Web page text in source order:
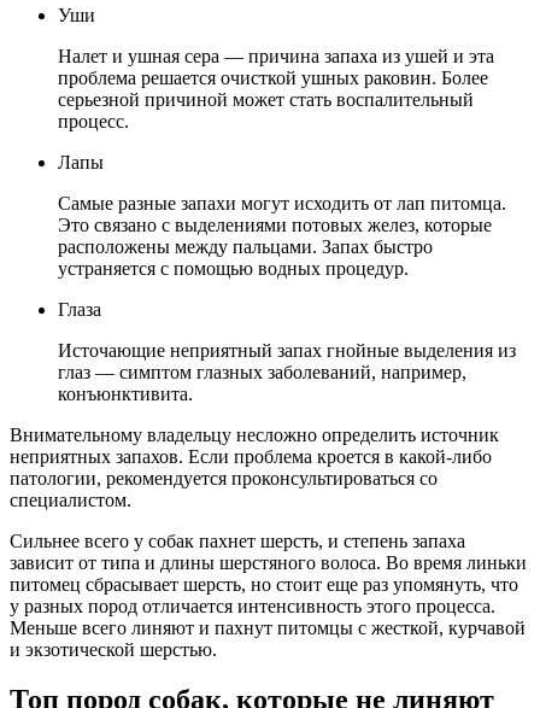
Уши
Налет и ушная сера — причина запаха из ушей и эта
проблема решается очисткой ушных раковин. Более
серьезной причиной может стать воспалительный
процесс.
Лапы
Самые разные запахи могут исходить от лап питомца.
Это связано с выделениями потовых желез, которые
расположены между пальцами. Запах быстро
устраняется с помощью водных процедур.
Глаза
Источающие неприятный запах гнойные выделения из
глаз — симптом глазных заболеваний, например,
конъюнктивита.
Внимательному владельцу несложно определить источник
неприятных запахов. Если проблема кроется в какой-либо
патологии, рекомендуется проконсультироваться со
специалистом.
Сильнее всего у собак пахнет шерсть, и степень запаха
зависит от типа и длины шерстяного волоса. Во время линьки
питомец сбрасывает шерсть, но стоит еще раз упомянуть, что
у разных пород отличается интенсивность этого процесса.
Меньше всего линяют и пахнут питомцы с жесткой, курчавой
и экзотической шерстью.
Топ пород собак, которые не линяют